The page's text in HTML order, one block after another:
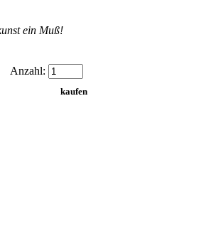
ein Muß!
Anzahl: